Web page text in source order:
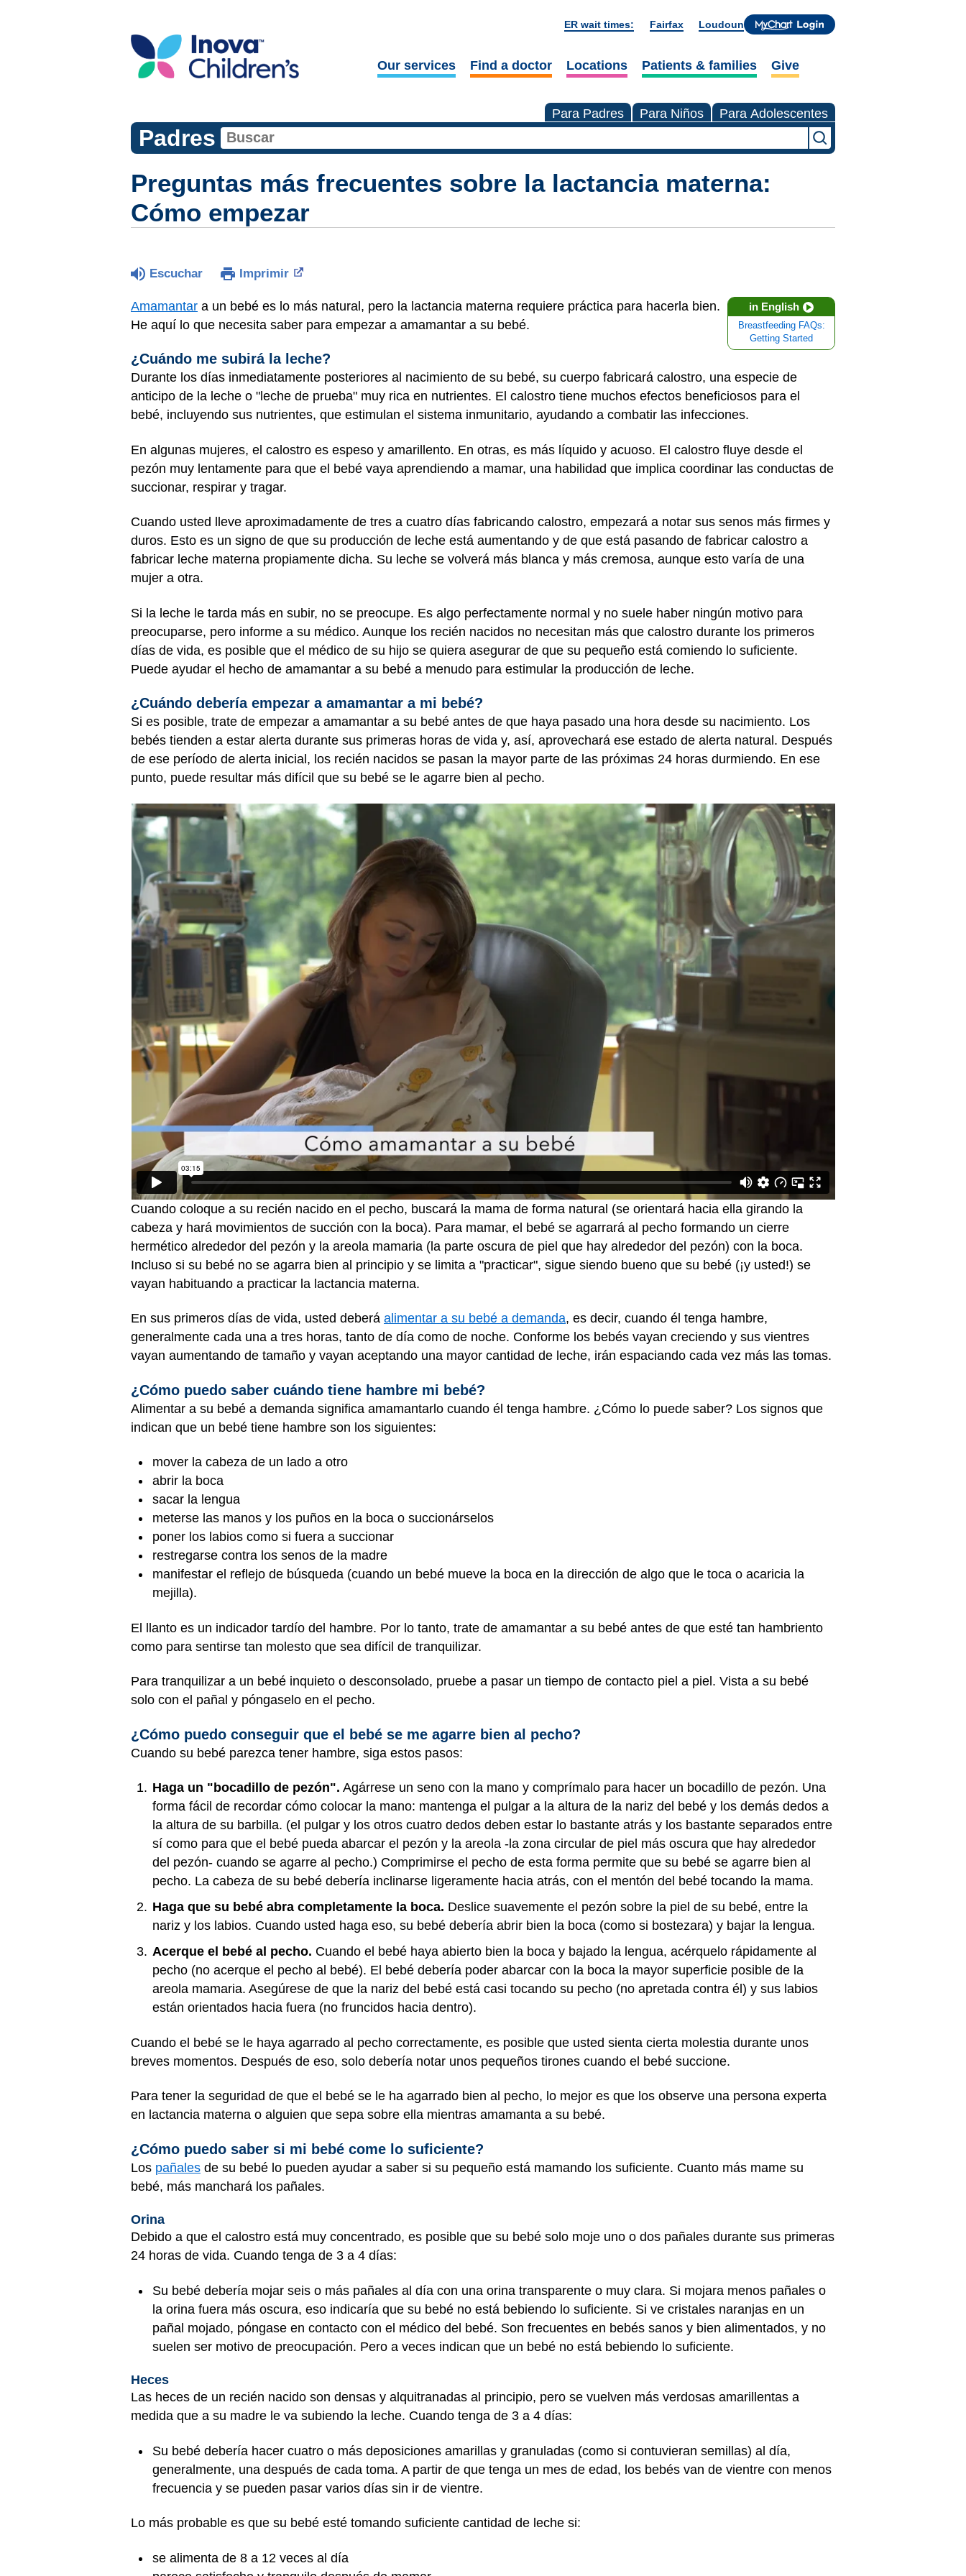
ER wait times: Fairfax Loudoun
Our services Find a doctor Locations Patients & families Give
Para Padres Para Niños Para Adolescentes
Padres
Preguntas más frecuentes sobre la lactancia materna:
Cómo empezar
Escuchar Imprimir
in English
Breastfeeding FAQs:
Getting Started
Amamantar a un bebé es lo más natural, pero la lactancia materna requiere práctica para hacerla bien.
He aquí lo que necesita saber para empezar a amamantar a su bebé.
¿Cuándo me subirá la leche?
Durante los días inmediatamente posteriores al nacimiento de su bebé, su cuerpo fabricará calostro, una especie de
anticipo de la leche o "leche de prueba" muy rica en nutrientes. El calostro tiene muchos efectos beneficiosos para el
bebé, incluyendo sus nutrientes, que estimulan el sistema inmunitario, ayudando a combatir las infecciones.
En algunas mujeres, el calostro es espeso y amarillento. En otras, es más líquido y acuoso. El calostro fluye desde el
pezón muy lentamente para que el bebé vaya aprendiendo a mamar, una habilidad que implica coordinar las conductas de
succionar, respirar y tragar.
Cuando usted lleve aproximadamente de tres a cuatro días fabricando calostro, empezará a notar sus senos más firmes y
duros. Esto es un signo de que su producción de leche está aumentando y de que está pasando de fabricar calostro a
fabricar leche materna propiamente dicha. Su leche se volverá más blanca y más cremosa, aunque esto varía de una
mujer a otra.
Si la leche le tarda más en subir, no se preocupe. Es algo perfectamente normal y no suele haber ningún motivo para
preocuparse, pero informe a su médico. Aunque los recién nacidos no necesitan más que calostro durante los primeros
días de vida, es posible que el médico de su hijo se quiera asegurar de que su pequeño está comiendo lo suficiente.
Puede ayudar el hecho de amamantar a su bebé a menudo para estimular la producción de leche.
¿Cuándo debería empezar a amamantar a mi bebé?
Si es posible, trate de empezar a amamantar a su bebé antes de que haya pasado una hora desde su nacimiento. Los
bebés tienden a estar alerta durante sus primeras horas de vida y, así, aprovechará ese estado de alerta natural. Después
de ese período de alerta inicial, los recién nacidos se pasan la mayor parte de las próximas 24 horas durmiendo. En ese
punto, puede resultar más difícil que su bebé se le agarre bien al pecho.
Cuando coloque a su recién nacido en el pecho, buscará la mama de forma natural (se orientará hacia ella girando la
cabeza y hará movimientos de succión con la boca). Para mamar, el bebé se agarrará al pecho formando un cierre
hermético alrededor del pezón y la areola mamaria (la parte oscura de piel que hay alrededor del pezón) con la boca.
Incluso si su bebé no se agarra bien al principio y se limita a "practicar", sigue siendo bueno que su bebé (¡y usted!) se
vayan habituando a practicar la lactancia materna.
En sus primeros días de vida, usted deberá alimentar a su bebé a demanda, es decir, cuando él tenga hambre,
generalmente cada una a tres horas, tanto de día como de noche. Conforme los bebés vayan creciendo y sus vientres
vayan aumentando de tamaño y vayan aceptando una mayor cantidad de leche, irán espaciando cada vez más las tomas.
¿Cómo puedo saber cuándo tiene hambre mi bebé?
Alimentar a su bebé a demanda significa amamantarlo cuando él tenga hambre. ¿Cómo lo puede saber? Los signos que
indican que un bebé tiene hambre son los siguientes:
mover la cabeza de un lado a otro
abrir la boca
sacar la lengua
meterse las manos y los puños en la boca o succionárselos
poner los labios como si fuera a succionar
restregarse contra los senos de la madre
manifestar el reflejo de búsqueda (cuando un bebé mueve la boca en la dirección de algo que le toca o acaricia la
mejilla).
El llanto es un indicador tardío del hambre. Por lo tanto, trate de amamantar a su bebé antes de que esté tan hambriento
como para sentirse tan molesto que sea difícil de tranquilizar.
Para tranquilizar a un bebé inquieto o desconsolado, pruebe a pasar un tiempo de contacto piel a piel. Vista a su bebé
solo con el pañal y póngaselo en el pecho.
¿Cómo puedo conseguir que el bebé se me agarre bien al pecho?
Cuando su bebé parezca tener hambre, siga estos pasos:
Haga un "bocadillo de pezón". Agárrese un seno con la mano y comprímalo para hacer un bocadillo de pezón. Una
forma fácil de recordar cómo colocar la mano: mantenga el pulgar a la altura de la nariz del bebé y los demás dedos a
la altura de su barbilla. (el pulgar y los otros cuatro dedos deben estar lo bastante atrás y los bastante separados entre
sí como para que el bebé pueda abarcar el pezón y la areola -la zona circular de piel más oscura que hay alrededor
del pezón- cuando se agarre al pecho.) Comprimirse el pecho de esta forma permite que su bebé se agarre bien al
pecho. La cabeza de su bebé debería inclinarse ligeramente hacia atrás, con el mentón del bebé tocando la mama.
Haga que su bebé abra completamente la boca. Deslice suavemente el pezón sobre la piel de su bebé, entre la
nariz y los labios. Cuando usted haga eso, su bebé debería abrir bien la boca (como si bostezara) y bajar la lengua.
Acerque el bebé al pecho. Cuando el bebé haya abierto bien la boca y bajado la lengua, acérquelo rápidamente al
pecho (no acerque el pecho al bebé). El bebé debería poder abarcar con la boca la mayor superficie posible de la
areola mamaria. Asegúrese de que la nariz del bebé está casi tocando su pecho (no apretada contra él) y sus labios
están orientados hacia fuera (no fruncidos hacia dentro).
Cuando el bebé se le haya agarrado al pecho correctamente, es posible que usted sienta cierta molestia durante unos
breves momentos. Después de eso, solo debería notar unos pequeños tirones cuando el bebé succione.
Para tener la seguridad de que el bebé se le ha agarrado bien al pecho, lo mejor es que los observe una persona experta
en lactancia materna o alguien que sepa sobre ella mientras amamanta a su bebé.
¿Cómo puedo saber si mi bebé come lo suficiente?
Los pañales de su bebé lo pueden ayudar a saber si su pequeño está mamando los suficiente. Cuanto más mame su
bebé, más manchará los pañales.
Orina
Debido a que el calostro está muy concentrado, es posible que su bebé solo moje uno o dos pañales durante sus primeras
24 horas de vida. Cuando tenga de 3 a 4 días:
Su bebé debería mojar seis o más pañales al día con una orina transparente o muy clara. Si mojara menos pañales o
la orina fuera más oscura, eso indicaría que su bebé no está bebiendo lo suficiente. Si ve cristales naranjas en un
pañal mojado, póngase en contacto con el médico del bebé. Son frecuentes en bebés sanos y bien alimentados, y no
suelen ser motivo de preocupación. Pero a veces indican que un bebé no está bebiendo lo suficiente.
Heces
Las heces de un recién nacido son densas y alquitranadas al principio, pero se vuelven más verdosas amarillentas a
medida que a su madre le va subiendo la leche. Cuando tenga de 3 a 4 días:
Su bebé debería hacer cuatro o más deposiciones amarillas y granuladas (como si contuvieran semillas) al día,
generalmente, una después de cada toma. A partir de que tenga un mes de edad, los bebés van de vientre con menos
frecuencia y se pueden pasar varios días sin ir de vientre.
Lo más probable es que su bebé esté tomando suficiente cantidad de leche si:
se alimenta de 8 a 12 veces al día